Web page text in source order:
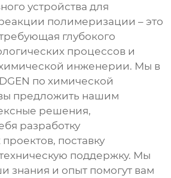
устройства для
полимеризации – это
глубокого
процессов и
химической инженерии. Мы в
по химической
предложить нашим
решения,
разработку
поставку
поддержку. Мы
знания и опыт помогут вам